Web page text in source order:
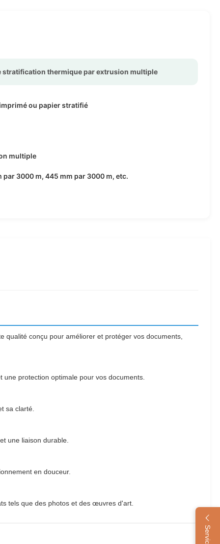
stratification thermique par extrusion multiple
ou papier stratifié
multiple
par 3000 m, 445 mm par 3000 m, etc.
conçu pour améliorer et protéger vos documents,
protection optimale pour vos documents.
sa clarté.
une liaison durable.
en douceur.
tels que des photos et des œuvres d'art.